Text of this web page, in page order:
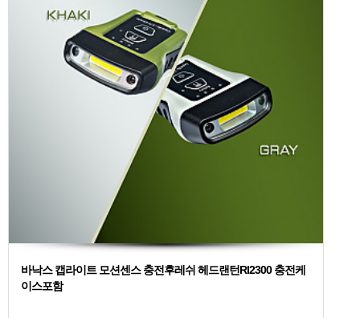
바낙스 캡라이트 모션센스 충전후레쉬 헤드랜턴Rl2300 충전케
이스포함